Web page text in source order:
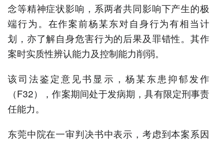
念等精神症状影响，系两者共同影响下产生的极
端行为。在作案前杨某东对自身行为有相当计
划，亦了解自身危害行为的后果及罪错性。其作
案时实质性辨认能力及控制能力削弱。
该司法鉴定意见书显示，杨某东患抑郁发作
（F32），作案期间处于发病期，具有限定刑事责
任能力。
东莞中院在一审判决书中表示，考虑到本案系因